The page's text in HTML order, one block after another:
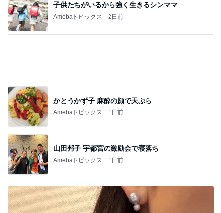
かとうかず子 麻酔の顔で天ぷら
Amebaトピックス 1日前
細川直美 アイスブルーのフレンチ